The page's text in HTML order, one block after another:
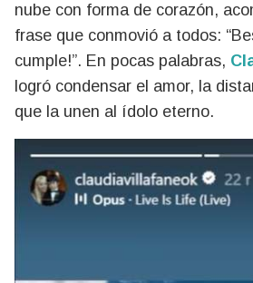
nube con forma de corazón,
frase que conmovió a todos:
cumple!”. En pocas palabras,
logró condensar el amor, la
que la unen al ídolo eterno.